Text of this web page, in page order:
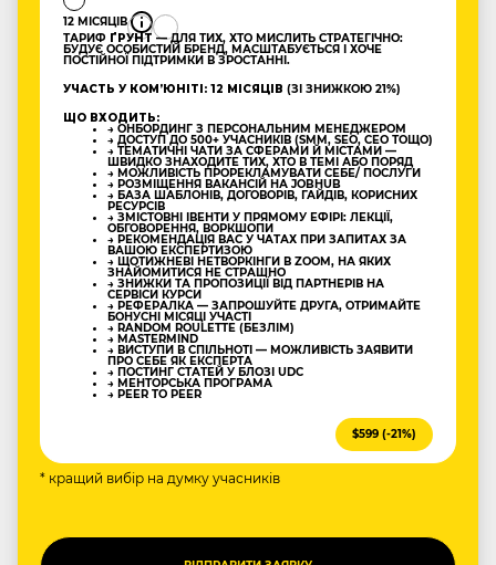
12 МІСЯЦІВ
ТАРИФ ҐРУНТ — ДЛЯ ТИХ, ХТО МИСЛИТЬ СТРАТЕГІЧНО:
БУДУЄ ОСОБИСТИЙ БРЕНД, МАСШТАБУЄТЬСЯ І ХОЧЕ
ПОСТІЙНОЇ ПІДТРИМКИ В ЗРОСТАННІ.
УЧАСТЬ У КОМʼЮНІТІ: 12 МІСЯЦІВ (ЗІ ЗНИЖКОЮ 21%)
ЩО ВХОДИТЬ:
→ ОНБОРДИНГ З ПЕРСОНАЛЬНИМ МЕНЕДЖЕРОМ
→ ДОСТУП ДО 500+ УЧАСНИКІВ (SMM, SEO, CEO ТОЩО)
→ ТЕМАТИЧНІ ЧАТИ ЗА СФЕРАМИ Й МІСТАМИ —
ШВИДКО ЗНАХОДИТЕ ТИХ, ХТО В ТЕМІ АБО ПОРЯД
→ МОЖЛИВІСТЬ ПРОРЕКЛАМУВАТИ СЕБЕ/ ПОСЛУГИ
→ РОЗМІЩЕННЯ ВАКАНСІЙ НА JOBHUB
→ БАЗА ШАБЛОНІВ, ДОГОВОРІВ, ГАЙДІВ, КОРИСНИХ
РЕСУРСІВ
→ ЗМІСТОВНІ ІВЕНТИ У ПРЯМОМУ ЕФІРІ: ЛЕКЦІЇ,
ОБГОВОРЕННЯ, ВОРКШОПИ
→ РЕКОМЕНДАЦІЯ ВАС У ЧАТАХ ПРИ ЗАПИТАХ ЗА
ВАШОЮ ЕКСПЕРТИЗОЮ
→ ЩОТИЖНЕВІ НЕТВОРКІНГИ В ZOOM, НА ЯКИХ
ЗНАЙОМИТИСЯ НЕ СТРАШНО
→ ЗНИЖКИ ТА ПРОПОЗИЦІЇ ВІД ПАРТНЕРІВ НА
СЕРВІСИ КУРСИ
→ РЕФЕРАЛКА — ЗАПРОШУЙТЕ ДРУГА, ОТРИМАЙТЕ
БОНУСНІ МІСЯЦІ УЧАСТІ
→ RANDOM ROULETTE (БЕЗЛІМ)
→ MASTERMIND
→ ВИСТУПИ В СПІЛЬНОТІ — МОЖЛИВІСТЬ ЗАЯВИТИ
ПРО СЕБЕ ЯК ЕКСПЕРТА
→ ПОСТИНГ СТАТЕЙ У БЛОЗІ UDC
→ МЕНТОРСЬКА ПРОГРАМА
→ PEER TO PEER
$599 (-21%)
* кращий вибір на думку учасників